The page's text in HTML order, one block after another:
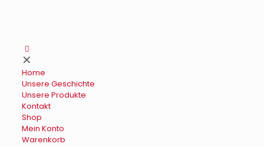
✕
Home
Unsere Geschichte
Unsere Produkte
Kontakt
Shop
Mein Konto
Warenkorb